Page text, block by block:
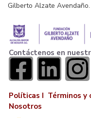
Gilberto Alzate Avendaño.
Contáctenos en
Políticas I Términos y
Nosotros